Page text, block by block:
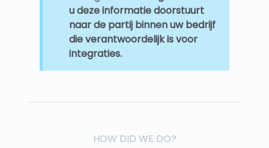
u deze informatie doorstuurt
naar de partij binnen uw bedrijf
die verantwoordelijk is voor
integraties.
HOW DID WE DO?